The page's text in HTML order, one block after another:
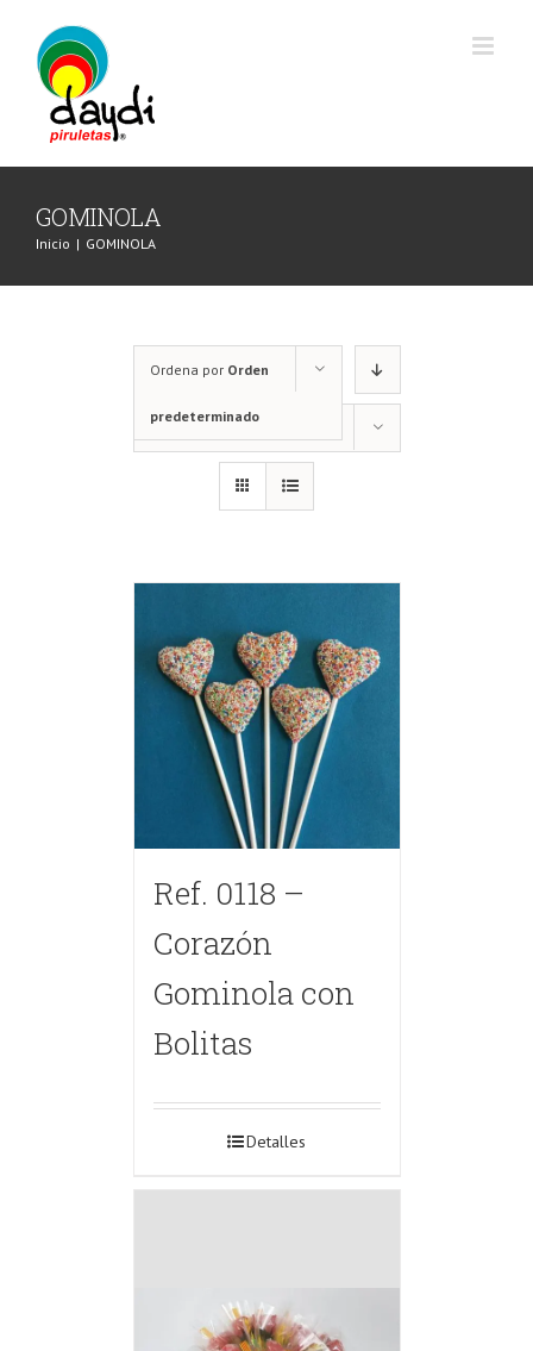
contenido
GOMINOLA
Inicio | GOMINOLA
Ordena por Orden
predeterminado
Mostrar
Ref. 0118 –
Corazón
Gominola con
Bolitas
Detalles